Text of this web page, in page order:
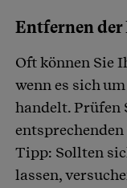
Entfernen der
Oft können Sie
wenn es sich
handelt. Prüfen
Tipp: Sollten
lassen,